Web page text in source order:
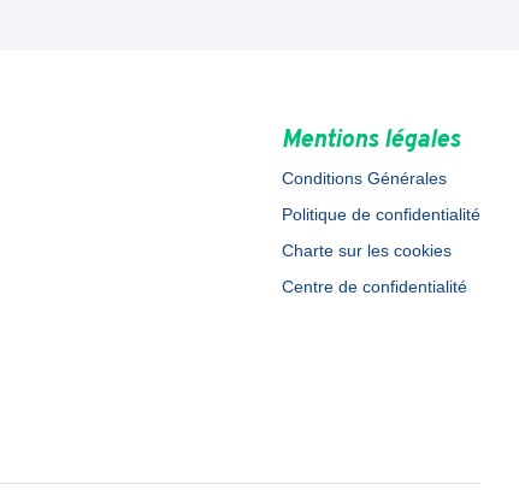
Mentions légales
Conditions Générales
Politique de confidentialité
Charte sur les cookies
Centre de confidentialité